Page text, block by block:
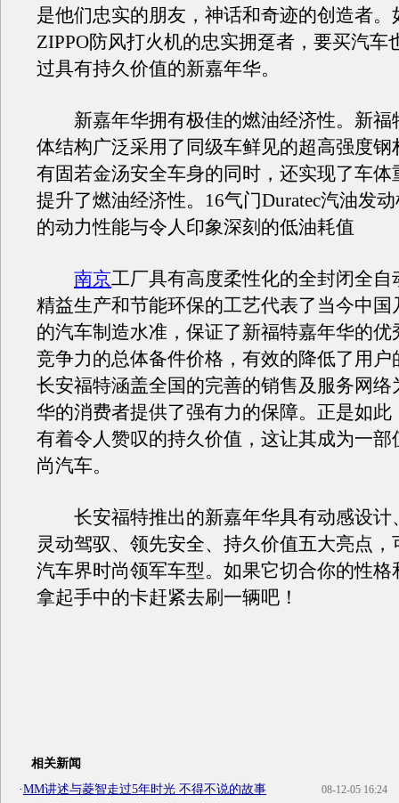
是他们忠实的朋友，神话和奇迹的创造者。
ZIPPO防风打火机的忠实拥趸者，要买汽车
过具有持久价值的新嘉年华。
新嘉年华拥有极佳的燃油经济性。新福
体结构广泛采用了同级车鲜见的超高强度钢
有固若金汤安全车身的同时，还实现了车体
提升了燃油经济性。16气门Duratec汽油发
的动力性能与令人印象深刻的低油耗值
南京工厂具有高度柔性化的全封闭全自
精益生产和节能环保的工艺代表了当今中国
的汽车制造水准，保证了新福特嘉年华的优
竞争力的总体备件价格，有效的降低了用户
长安福特涵盖全国的完善的销售及服务网络
华的消费者提供了强有力的保障。正是如此
有着令人赞叹的持久价值，这让其成为一部
尚汽车。
长安福特推出的新嘉年华具有动感设计
灵动驾驭、领先安全、持久价值五大亮点，
汽车界时尚领军车型。如果它切合你的性格
拿起手中的卡赶紧去刷一辆吧！
相关新闻
08-12-05 16:24
·MM讲述与菱智走过5年时光 不得不说的故事